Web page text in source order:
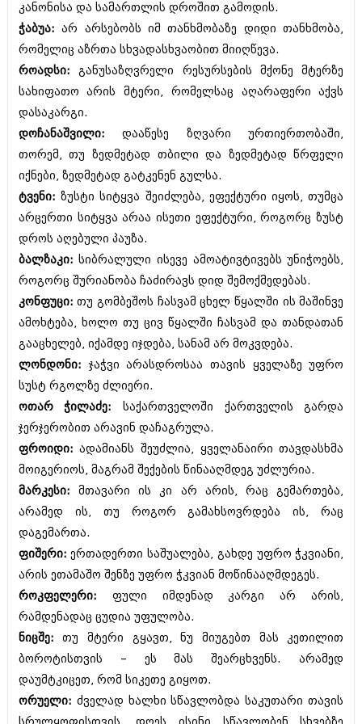
კულინარია
ავტორჩევები
ბელადები
ბიზნესსიახლეები
გვარები
თემიდას სასწორი
იუმორი
კალეიდოსკოპი
ჰოროსკოპი და შეუცნობელი
კრიმინალი
სახალისო ამბები
შოუბიზნესი
დაიჯესტი
ქალი და მამაკაცი
ისტორია
სხვადასხვა
ანონსი
არქივი
აგვისტო 2018 (162)
ივლისი 2018 (223)
მაისი 2018 (211)
აპრილი 2018 (194)
მარტი 2018 (256)
იანვარი 2018 (215)
ბიზნესსიახლეები
გვარები
თემიდას სასწორი
იუმორი
კალეიდოსკოპი
ჰოროსკოპი და შეუცნობელი
კრიმინალი
რომანი და დეტექტივი
სახალისო ამბები
დაიჯესტი
ქალი და მამაკაცი
ისტორია
სხვადასხვა
ანონსი
არქივი
ნოემბერი 2020 (103)
ოქტომბერი 2020 (209)
სექტემბერი 2020 (204)
აგვისტო 2020 (249)
ივლისი 2020 (204)
ივნისი 2020 (249)
არქივის ზომის ნახვა
კანონისა და სამართლის დროშით გამოდის.
ჭაბუა: არ არსებობს იმ თანხმობაზე დიდი თანხმობა,
რომელიც აზრთა სხვადასხვაობით მიიღწევა.
როადსი: განუსაზღვრელი რესურსების მქონე მტერზე
სახიფათო არის მტერი, რომელსაც აღარაფერი აქვს
დასაკარგი.
დოჩანაშვილი: დააწესე ზღვარი ურთიერთობაში,
თორემ, თუ ზედმეტად თბილი და ზედმეტად წრფელი
იქნები, ზედმეტად გატკენენ გულსა.
ტვენი: ზუსტი სიტყვა შეიძლება, ეფექტური იყოს, თუმცა
არცერთი სიტყვა არაა ისეთი ეფექტური, როგორც ზუსტ
დროს აღებული პაუზა.
ბალზაკი: სიბრალული ისევე ამოატივტივებს უნიჭოებს,
როგორც შურიანობა ჩაძირავს დიდ შემოქმედებას.
კონფუცი: თუ გომბეშოს ჩასვამ ცხელ წყალში ის მაშინვე
ამოხტება, ხოლო თუ ცივ წყალში ჩასვამ და თანდათან
გააცხელებ, იქამდე იჯდება, სანამ არ მოკვდება.
ლონდონი: ჯაჭვი არასდროსაა თავის ყველაზე უფრო
სუსტ რგოლზე ძლიერი.
ოთარ ჭილაძე: საქართველოში ქართველის გარდა
ჯერჯერობით არავინ დაჩაგრულა.
ფროიდი:ადამიანს შეუძლია, ყველანაირი თავდასხმა
მოიგერიოს, მაგრამ შექების წინააღმდეგ უძლურია.
მარკესი: მთავარი ის კი არ არის, რაც გემართება,
არამედ ის, თუ როგორ გამახსოვრდება ის, რაც
დაგემართა.
ფიშერი: ერთადერთი საშუალება, გახდე უფრო ჭკვიანი,
არის ეთამაშო შენზე უფრო ჭკვიან მოწინააღმდეგეს.
როკფელერი: ფული იმდენად კარგი არ არის,
რამდენადაც ცუდია უფულობა.
ნიცშე: თუ მტერი გყავთ, ნუ მიუგებთ მას კეთილით
ბოროტისთვის – ეს მას შეარცხვენს. არამედ
დაუმტკიცეთ, რომ სიკეთე გიყოთ.
ორუელი: ძველად ხალხი სწავლობდა საკუთარი თავის